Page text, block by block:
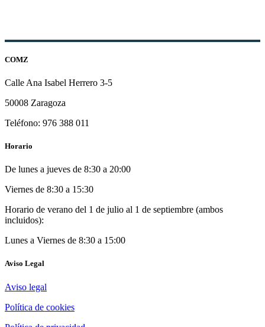
COMZ
Calle Ana Isabel Herrero 3-5
50008 Zaragoza
Teléfono: 976 388 011
Horario
De lunes a jueves de 8:30 a 20:00
Viernes de 8:30 a 15:30
Horario de verano del 1 de julio al 1 de septiembre (ambos
incluidos):
Lunes a Viernes de 8:30 a 15:00
Aviso Legal
Aviso legal
Política de cookies